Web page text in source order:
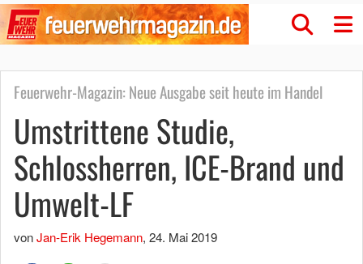
Feuerwehr-Magazin: Neue Ausgabe seit heute im Handel
Umstrittene Studie,
Schlossherren, ICE-Brand und
Umwelt-LF
vonJan-Erik Hegemann, 24. Mai 2019